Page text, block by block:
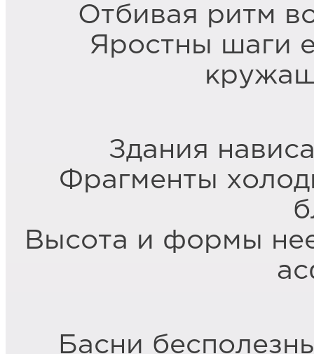
Отбивая ритм
Яростны шаги
Здания
Фрагменты
Высота и формы
Басни